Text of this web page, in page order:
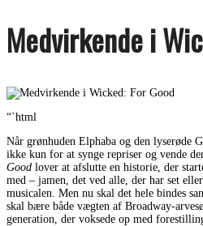
Medvirkende i
“`html
Når grønhuden Elphaba og den lyserøde
ikke kun for at synge repriser og vende
Good lover at afslutte en historie, der
med – jamen, det ved alle, der har set
musicalen. Men nu skal det hele bindes
skal bære både vægten af Broadway-
generation, der voksede op med